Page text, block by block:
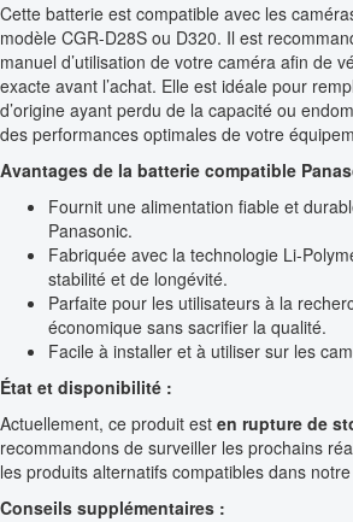
Cette batterie est compatible avec les
modèle CGR-D28S ou D320. Il est
manuel d’utilisation de votre caméra afin de
exacte avant l’achat. Elle est idéale pour
d’origine ayant perdu de la capacité ou
des performances optimales de votre
Avantages de la batterie compatible
Fournit une alimentation fiable et
Panasonic.
Fabriquée avec la technologie Li-
stabilité et de longévité.
Parfaite pour les utilisateurs à la
économique sans sacrifier la qualité.
Facile à installer et à utiliser sur les
État et disponibilité :
Actuellement, ce produit est en rupture de
recommandons de surveiller les prochains
les produits alternatifs compatibles dans
Conseils supplémentaires :